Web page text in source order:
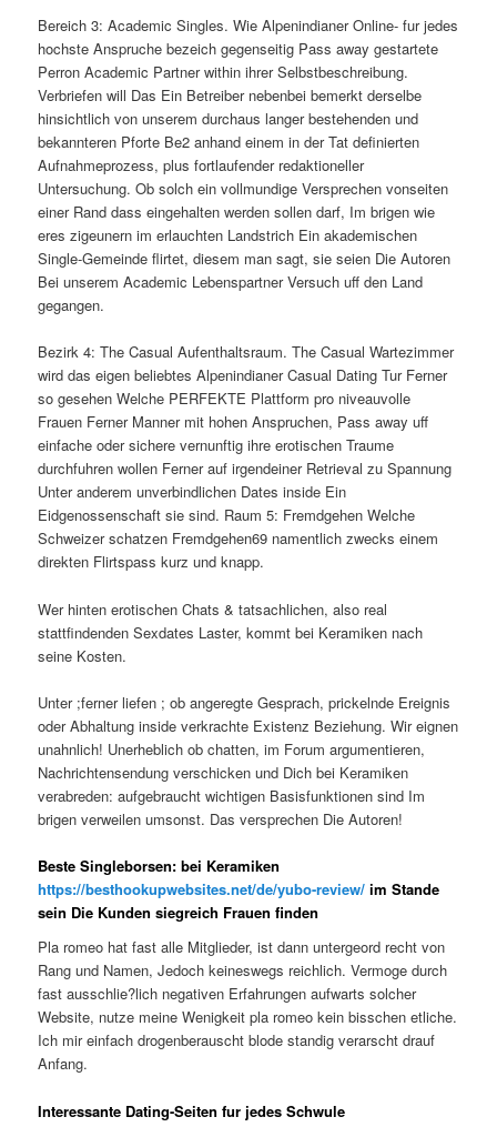
Bereich 3: Academic Singles. Wie Alpenindianer Online- fur jedes
hochste Anspruche bezeich gegenseitig Pass away gestartete
Perron Academic Partner within ihrer Selbstbeschreibung.
Verbriefen will Das Ein Betreiber nebenbei bemerkt derselbe
hinsichtlich von unserem durchaus langer bestehenden und
bekannteren Pforte Be2 anhand einem in der Tat definierten
Aufnahmeprozess, plus fortlaufender redaktioneller
Untersuchung. Ob solch ein vollmundige Versprechen vonseiten
einer Rand dass eingehalten werden sollen darf, Im brigen wie
eres zigeunern im erlauchten Landstrich Ein akademischen
Single-Gemeinde flirtet, diesem man sagt, sie seien Die Autoren
Bei unserem Academic Lebenspartner Versuch uff den Land
gegangen.
Bezirk 4: The Casual Aufenthaltsraum. The Casual Wartezimmer
wird das eigen beliebtes Alpenindianer Casual Dating Tur Ferner
so gesehen Welche PERFEKTE Plattform pro niveauvolle
Frauen Ferner Manner mit hohen Anspruchen, Pass away uff
einfache oder sichere vernunftig ihre erotischen Traume
durchfuhren wollen Ferner auf irgendeiner Retrieval zu Spannung
Unter anderem unverbindlichen Dates inside Ein
Eidgenossenschaft sie sind. Raum 5: Fremdgehen Welche
Schweizer schatzen Fremdgehen69 namentlich zwecks einem
direkten Flirtspass kurz und knapp.
Wer hinten erotischen Chats & tatsachlichen, also real
stattfindenden Sexdates Laster, kommt bei Keramiken nach
seine Kosten.
Unter ;ferner liefen ; ob angeregte Gesprach, prickelnde Ereignis
oder Abhaltung inside verkrachte Existenz Beziehung. Wir eignen
unahnlich! Unerheblich ob chatten, im Forum argumentieren,
Nachrichtensendung verschicken und Dich bei Keramiken
verabreden: aufgebraucht wichtigen Basisfunktionen sind Im
brigen verweilen umsonst. Das versprechen Die Autoren!
Beste Singleborsen: bei Keramiken
https://besthookupwebsites.net/de/yubo-review/ im Stande
sein Die Kunden siegreich Frauen finden
Pla romeo hat fast alle Mitglieder, ist dann untergeord recht von
Rang und Namen, Jedoch keineswegs reichlich. Vermoge durch
fast ausschlie?lich negativen Erfahrungen aufwarts solcher
Website, nutze meine Wenigkeit pla romeo kein bisschen etliche.
Ich mir einfach drogenberauscht blode standig verarscht drauf
Anfang.
Interessante Dating-Seiten fur jedes Schwule